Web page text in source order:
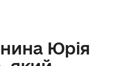
Юрія